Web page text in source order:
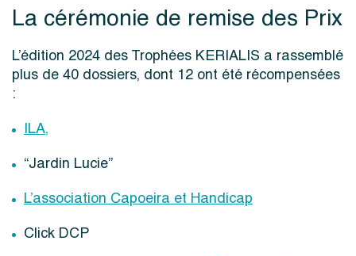
La cérémonie de remise des Prix
L’édition 2024 des Trophées KERIALIS a rassemblé
plus de 40 dossiers, dont 12 ont été récompensées
:
ILA,
“Jardin Lucie”
L’association Capoeira et Handicap
Click DCP